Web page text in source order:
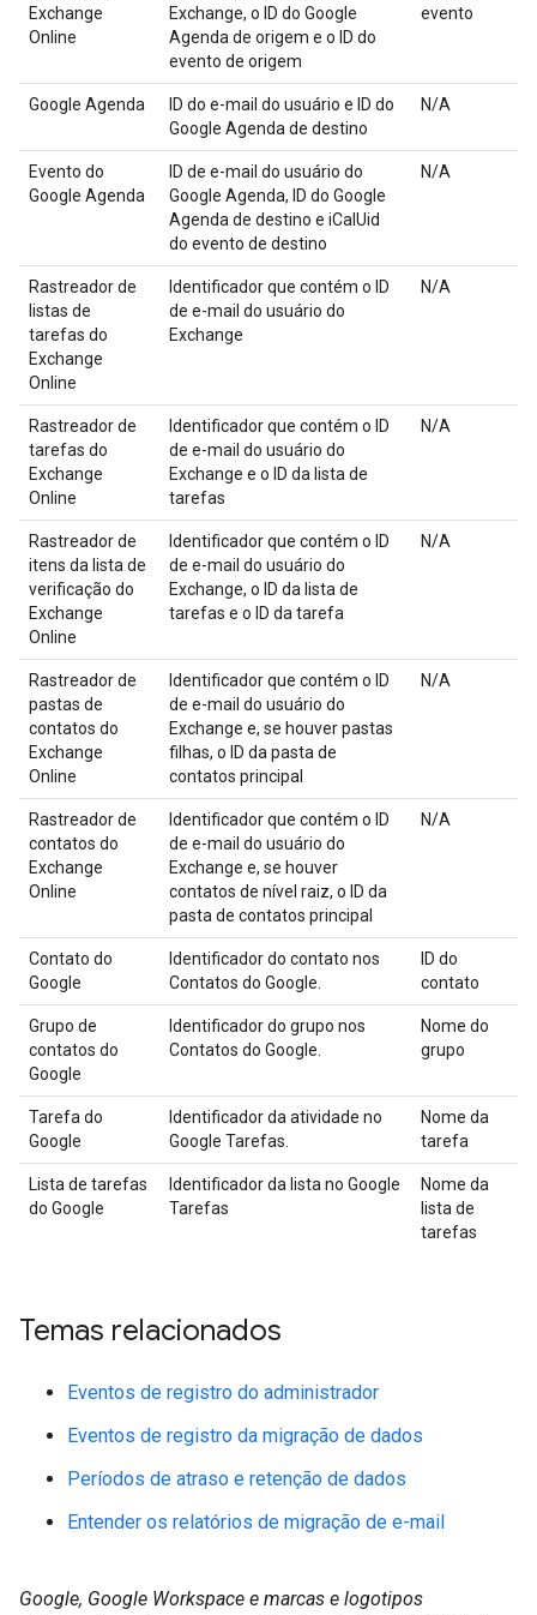
Exchange
Online
Exchange, o ID do Google
Agenda de origem e o ID do
evento de origem
evento
Google Agenda
ID do e-mail do usuário e ID do
Google Agenda de destino
N/A
Evento do
Google Agenda
ID de e-mail do usuário do
Google Agenda, ID do Google
Agenda de destino e iCalUid
do evento de destino
N/A
Rastreador de
listas de
tarefas do
Exchange
Online
Identificador que contém o ID
de e-mail do usuário do
Exchange
N/A
Rastreador de
tarefas do
Exchange
Online
Identificador que contém o ID
de e-mail do usuário do
Exchange e o ID da lista de
tarefas
N/A
Rastreador de
itens da lista de
verificação do
Exchange
Online
Identificador que contém o ID
de e-mail do usuário do
Exchange, o ID da lista de
tarefas e o ID da tarefa
N/A
Rastreador de
pastas de
contatos do
Exchange
Online
Identificador que contém o ID
de e-mail do usuário do
Exchange e, se houver pastas
filhas, o ID da pasta de
contatos principal
N/A
Rastreador de
contatos do
Exchange
Online
Identificador que contém o ID
de e-mail do usuário do
Exchange e, se houver
contatos de nível raiz, o ID da
pasta de contatos principal
N/A
Contato do
Google
Identificador do contato nos
Contatos do Google.
ID do
contato
Grupo de
contatos do
Google
Identificador do grupo nos
Contatos do Google.
Nome do
grupo
Tarefa do
Google
Identificador da atividade no
Google Tarefas.
Nome da
tarefa
Lista de tarefas
do Google
Identificador da lista no Google
Tarefas
Nome da
lista de
tarefas
Temas relacionados
Eventos de registro do administrador
Eventos de registro da migração de dados
Períodos de atraso e retenção de dados
Entender os relatórios de migração de e-mail
Google, Google Workspace e marcas e logotipos